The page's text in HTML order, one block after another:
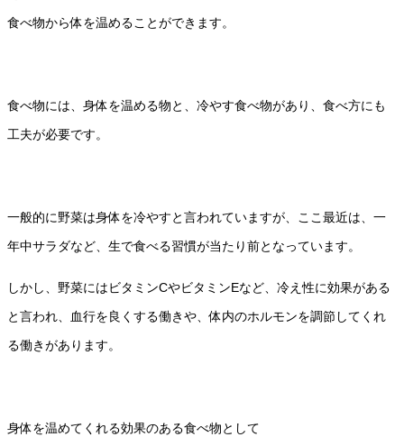
食べ物から体を温めることができます。
食べ物には、身体を温める物と、冷やす食べ物があり、食べ方にも
工夫が必要です。
一般的に野菜は身体を冷やすと言われていますが、ここ最近は、一
年中サラダなど、生で食べる習慣が当たり前となっています。
しかし、野菜にはビタミンCやビタミンEなど、冷え性に効果がある
と言われ、血行を良くする働きや、体内のホルモンを調節してくれ
る働きがあります。
身体を温めてくれる効果のある食べ物として